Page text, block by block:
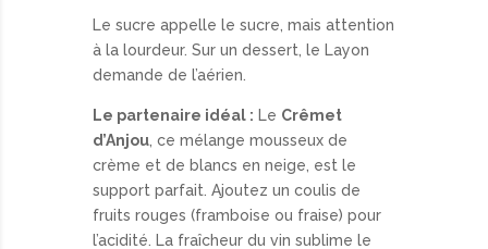
Le sucre appelle le sucre, mais attention
à la lourdeur. Sur un dessert, le Layon
demande de l’aérien.
Le partenaire idéal : Le Crêmet
d’Anjou, ce mélange mousseux de
crème et de blancs en neige, est le
support parfait. Ajoutez un coulis de
fruits rouges (framboise ou fraise) pour
l’acidité. La fraîcheur du vin sublime le